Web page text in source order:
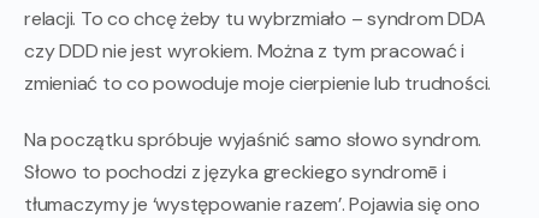
relacji. To co chcę żeby tu wybrzmiało – syndrom DDA
czy DDD nie jest wyrokiem. Można z tym pracować i
zmieniać to co powoduje moje cierpienie lub trudności.
Na początku spróbuje wyjaśnić samo słowo syndrom.
Słowo to pochodzi z języka greckiego syndromē i
tłumaczymy je ‘występowanie razem’. Pojawia się ono